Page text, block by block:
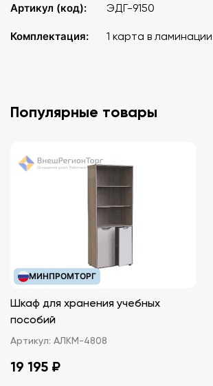
Артикул (код):
ЭДГ-9150
Комплектация: 1 карта в ламинации
Популярные товары
МИНПРОМТОРГ
Шкаф для хранения учебных
пособий
Артикул: АЛКМ-4808
19 195 ₽